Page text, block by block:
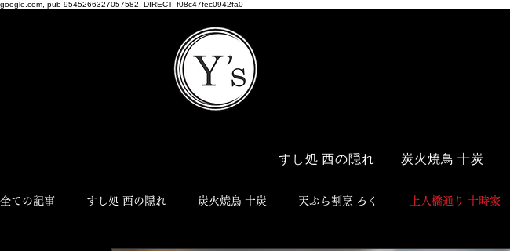
google.com, pub-9545266327057582, DIRECT, f08c47fec0942fa0
すし処 西の隠れ 炭火焼鳥 十炭
全ての記事 すし処 西の隠れ 炭火焼鳥 十炭 天ぷら割烹 ろく 上人橋通り 十時家